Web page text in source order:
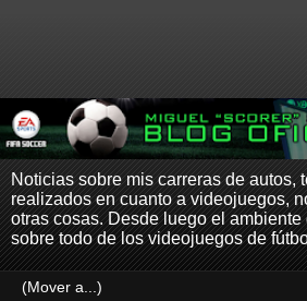
Noticias sobre mis carreras de autos,
realizados en cuanto a videojuegos,
otras cosas. Desde luego el
sobre todo de los videojuegos de